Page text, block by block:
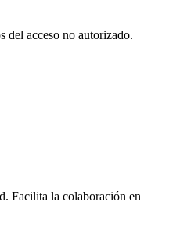
del acceso no autorizado.
Facilita la colaboración en